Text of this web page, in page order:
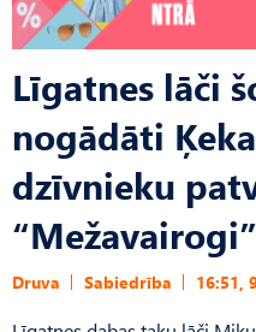
Līgatnes lāči
nogādāti
dzīvnieku
“Mežavairogi”
Druva Sabiedrība 16:51,